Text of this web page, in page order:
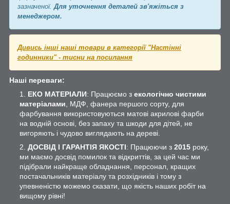
зазначеної. Для уточнення деталей зв'яжіться з
менеджером.
Дивись інші наші товари в категорії "Настінні
годинники" - тисни на посилання
Наші переваги:
ЕКО МАТЕРІАЛИ: Працюємо з екологічно чистими
матеріалами , МДФ, фанера першого сорту, для
фарбування використовуються матові акрилові фарби
на водній основі, без запаху та шкоди для дітей, не
вигоряють і чудово виглядають на дереві.
ДОСВІД І ГАРАНТІЯ ЯКОСТІ: Працюючи з 2015 року,
ми маємо досвід помилок та відкриттів, за цей час ми
підібрали найкраще обладнання, персонал, кращих
постачальників матеріалу та розхідників і тому з
упевненістю можемо сказати, що якість наших робіт на
вищому рівні!